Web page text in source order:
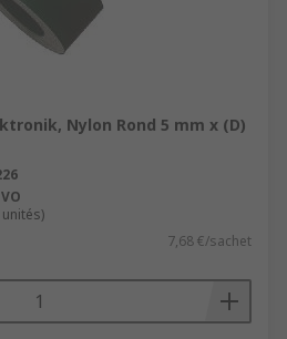
Nylon Rond 5 mm x (D)
7,68 €/sachet